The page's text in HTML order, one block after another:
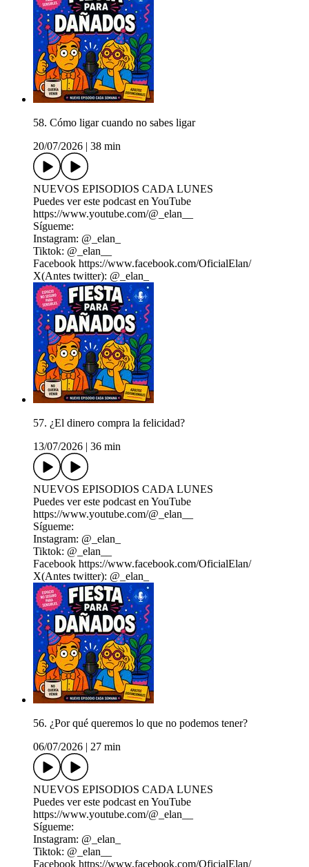
58. Cómo ligar cuando no sabes ligar
20/07/2026
38 min
NUEVOS EPISODIOS CADA LUNES
Puedes ver este podcast en YouTube
https://www.youtube.com/@_elan__
Sígueme:
Instagram: @_elan_
Tiktok: @_elan__
Facebook ⁠https://www.facebook.com/OficialElan/⁠
X(Antes twitter): @_elan_
57. ¿El dinero compra la felicidad?
13/07/2026
36 min
NUEVOS EPISODIOS CADA LUNES
Puedes ver este podcast en YouTube
https://www.youtube.com/@_elan__
Sígueme:
Instagram: @_elan_
Tiktok: @_elan__
Facebook ⁠https://www.facebook.com/OficialElan/⁠
X(Antes twitter): @_elan_
56. ¿Por qué queremos lo que no podemos tener?
06/07/2026
27 min
NUEVOS EPISODIOS CADA LUNES
Puedes ver este podcast en YouTube
https://www.youtube.com/@_elan__
Sígueme:
Instagram: @_elan_
Tiktok: @_elan__
Facebook ⁠https://www.facebook.com/OficialElan/⁠